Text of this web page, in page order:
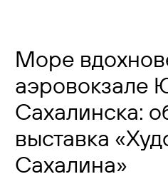
Прилетающим
Услуги
Как добраться
Аэропорт
Море
аэровокзале
Сахалинска:
выставка
Сахалина»